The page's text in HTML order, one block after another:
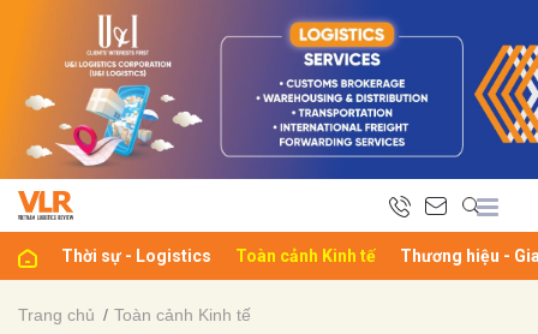
Thời sự - Logistics Toàn cảnh Kinh tế Thương hiệu -
Trang chủ Toàn cảnh Kinh tế
luận